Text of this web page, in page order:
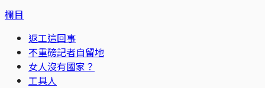
欄目
返工這回事
不重磅記者自留地
女人沒有國家？
工具人